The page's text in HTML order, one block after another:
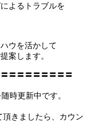
よるトラブルを
ウを活かして
案します。
〓〓〓〓〓〓〓〓
時更新中です。
きましたら、カウン